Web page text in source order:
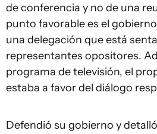
de conferencia y no de una
punto favorable es el
una delegación que está
representantes opositores.
programa de televisión, el
estaba a favor del diálogo
Defendió su gobierno y